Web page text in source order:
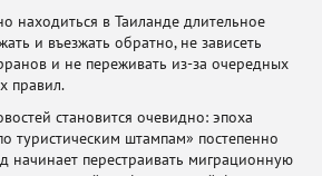
находиться в Таиланде длительное
и въезжать обратно, не зависеть
и не переживать из-за очередных
правил.
становится очевидно: эпоха
туристическим штампам» постепенно
начинает перестраивать миграционную